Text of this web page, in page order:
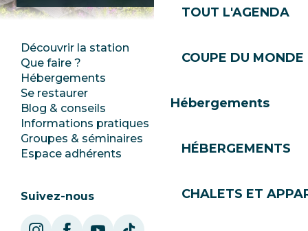
TOUT L'AGENDA
COUPE DU
Hébergements
HÉBERGEMENTS
CHALETS ET
Découvrir la station
Que faire ?
Hébergements
Se restaurer
Blog & conseils
Informations pratiques
Groupes & séminaires
Espace adhérents
Club Les Gets
Ecotourisme
SoleGets
Les Gets Tourisme
Suivez-nous